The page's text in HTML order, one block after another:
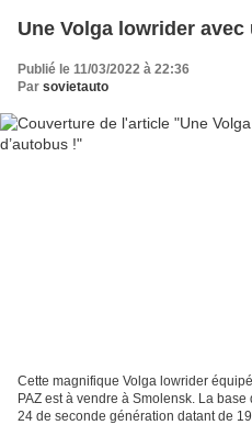
Une Volga lowrider
Publié le 11/03/2022 à 22:36
Par sovietauto
Cette magnifique Volga lowrider
PAZ est à vendre à Smolensk. La
24 de seconde génération datant de